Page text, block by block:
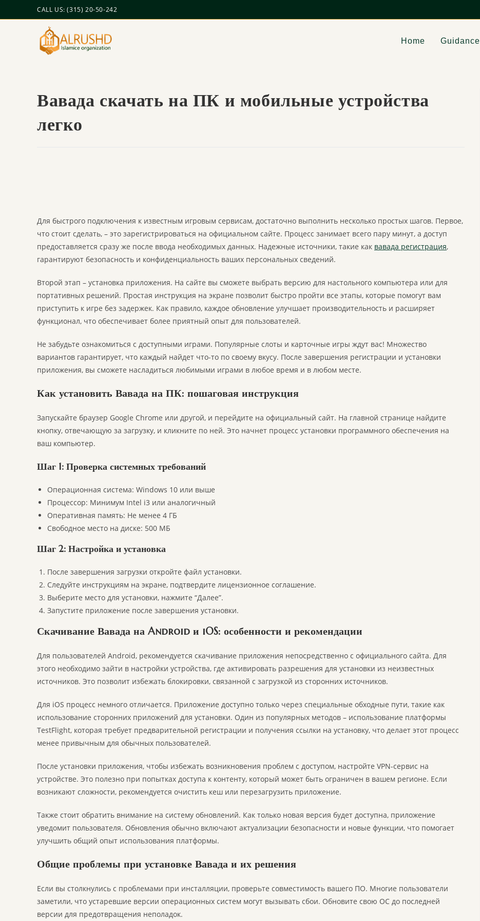
CALL US: (315) 20-50-242
Home Guidance
Вавада скачать на ПК и мобильные устройства
легко
Для быстрого подключения к известным игровым сервисам, достаточно выполнить несколько простых шагов. Первое,
что стоит сделать, – это зарегистрироваться на официальном сайте. Процесс занимает всего пару минут, а доступ
предоставляется сразу же после ввода необходимых данных. Надежные источники, такие как вавада регистрация,
гарантируют безопасность и конфиденциальность ваших персональных сведений.
Второй этап – установка приложения. На сайте вы сможете выбрать версию для настольного компьютера или для
портативных решений. Простая инструкция на экране позволит быстро пройти все этапы, которые помогут вам
приступить к игре без задержек. Как правило, каждое обновление улучшает производительность и расширяет
функционал, что обеспечивает более приятный опыт для пользователей.
Не забудьте ознакомиться с доступными играми. Популярные слоты и карточные игры ждут вас! Множество
вариантов гарантирует, что каждый найдет что-то по своему вкусу. После завершения регистрации и установки
приложения, вы сможете насладиться любимыми играми в любое время и в любом месте.
Как установить Вавада на ПК: пошаговая инструкция
Запускайте браузер Google Chrome или другой, и перейдите на официальный сайт. На главной странице найдите
кнопку, отвечающую за загрузку, и кликните по ней. Это начнет процесс установки программного обеспечения на
ваш компьютер.
Шаг 1: Проверка системных требований
Операционная система: Windows 10 или выше
Процессор: Минимум Intel i3 или аналогичный
Оперативная память: Не менее 4 ГБ
Свободное место на диске: 500 МБ
Шаг 2: Настройка и установка
После завершения загрузки откройте файл установки.
Следуйте инструкциям на экране, подтвердите лицензионное соглашение.
Выберите место для установки, нажмите “Далее”.
Запустите приложение после завершения установки.
Скачивание Вавада на Android и iOS: особенности и рекомендации
Для пользователей Android, рекомендуется скачивание приложения непосредственно с официального сайта. Для
этого необходимо зайти в настройки устройства, где активировать разрешения для установки из неизвестных
источников. Это позволит избежать блокировки, связанной с загрузкой из сторонних источников.
Для iOS процесс немного отличается. Приложение доступно только через специальные обходные пути, такие как
использование сторонних приложений для установки. Один из популярных методов – использование платформы
TestFlight, которая требует предварительной регистрации и получения ссылки на установку, что делает этот процесс
менее привычным для обычных пользователей.
После установки приложения, чтобы избежать возникновения проблем с доступом, настройте VPN-сервис на
устройстве. Это полезно при попытках доступа к контенту, который может быть ограничен в вашем регионе. Если
возникают сложности, рекомендуется очистить кеш или перезагрузить приложение.
Также стоит обратить внимание на систему обновлений. Как только новая версия будет доступна, приложение
уведомит пользователя. Обновления обычно включают актуализации безопасности и новые функции, что помогает
улучшить общий опыт использования платформы.
Общие проблемы при установке Вавада и их решения
Если вы столкнулись с проблемами при инсталляции, проверьте совместимость вашего ПО. Многие пользователи
заметили, что устаревшие версии операционных систем могут вызывать сбои. Обновите свою ОС до последней
версии для предотвращения неполадок.